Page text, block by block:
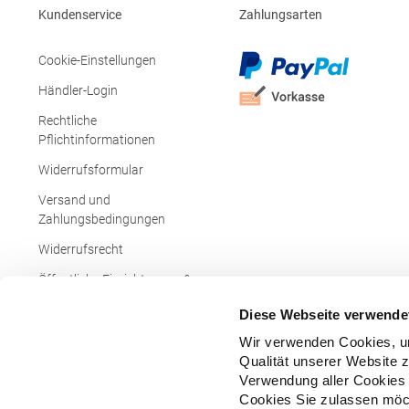
Diese Webseite
Wir verwenden Cookies,
Qualität unserer Website
Verwendung aller
Cookies Sie zulassen
Kundenservice
Cookie-Einstellungen
Händler-Login
Rechtliche
Pflichtinformationen
Widerrufsformular
Versand und
Zahlungsbedingungen
Widerrufsrecht
Öffentliche Einrichtungen &
Zahlungsarten